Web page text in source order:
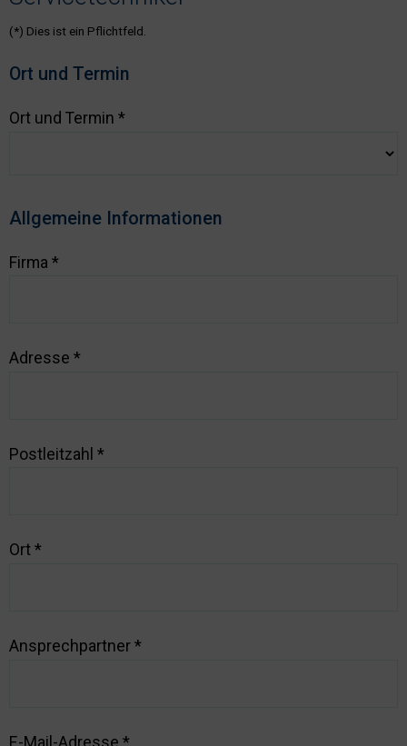
(*) Dies ist ein Pflichtfeld.
Ort und Termin
Ort und Termin *
Allgemeine Informationen
Firma *
Adresse *
Postleitzahl *
Ort *
Ansprechpartner *
E-Mail-Adresse *